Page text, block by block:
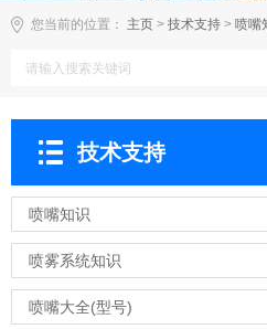
您当前的位置： 主页 > 技术支持 > 喷嘴
技术支持
喷嘴知识
喷雾系统知识
喷嘴大全(型号)